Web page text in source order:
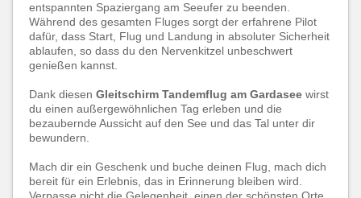
entspannten Spaziergang am Seeufer zu beenden.
Während des gesamten Fluges sorgt der erfahrene Pilot
dafür, dass Start, Flug und Landung in absoluter Sicherheit
ablaufen, so dass du den Nervenkitzel unbeschwert
genießen kannst.
Dank diesen Gleitschirm Tandemflug am Gardasee wirst
du einen außergewöhnlichen Tag erleben und die
bezaubernde Aussicht auf den See und das Tal unter dir
bewundern.
Mach dir ein Geschenk und buche deinen Flug, mach dich
bereit für ein Erlebnis, das in Erinnerung bleiben wird.